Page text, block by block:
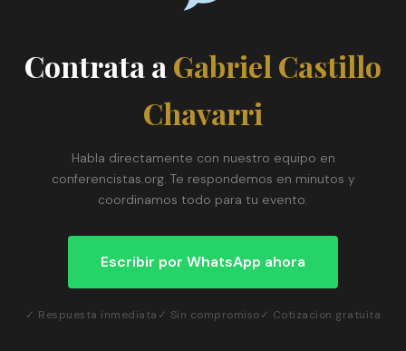
Contrata aGabriel Castillo
Chavarri
Habla directamente con nuestro equipo en
conferencistas.org. Te respondemos en minutos y
coordinamos todo para tu evento.
Escribir por WhatsApp ahora
✓ Respuesta inmediata ✓ Sin compromiso✓ Cotizacion gratuita